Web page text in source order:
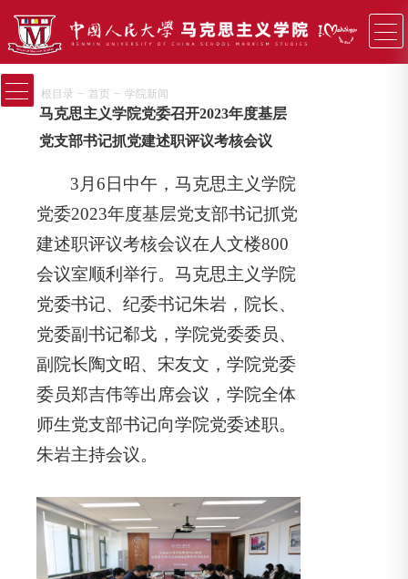
根目录 − 首页 − 学院新闻
马克思主义学院党委召开2023年度基层
党支部书记抓党建述职评议考核会议
3月6日中午，马克思主义学院
党委2023年度基层党支部书记抓党
建述职评议考核会议在人文楼800
会议室顺利举行。马克思主义学院
党委书记、纪委书记朱岩，院长、
党委副书记郗戈，学院党委委员、
副院长陶文昭、宋友文，学院党委
委员郑吉伟等出席会议，学院全体
师生党支部书记向学院党委述职。
朱岩主持会议。